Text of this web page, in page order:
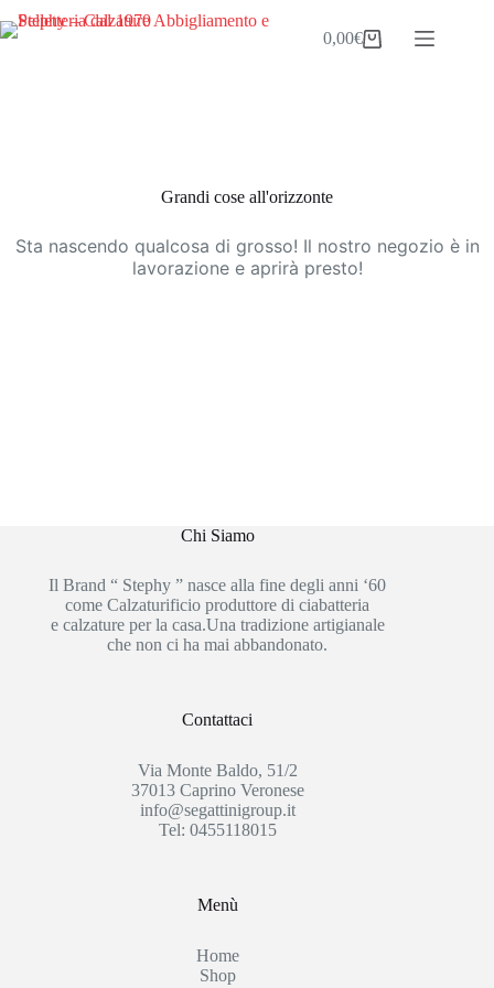
al
Carrello
0,00€
Grandi cose all'orizzonte
Sta nascendo qualcosa di grosso! Il nostro negozio è in
lavorazione e aprirà presto!
Chi Siamo
Il Brand “ Stephy ” nasce alla fine degli anni ‘60
come Calzaturificio produttore di ciabatteria
e calzature per la casa.Una tradizione artigianale
che non ci ha mai abbandonato.
Contattaci
Via Monte Baldo, 51/2
37013 Caprino Veronese
info@segattinigroup.it
Tel: 0455118015
Menù
Home
Shop